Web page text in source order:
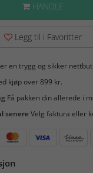
HANDLE
Legg til i Favoritter
en trygg og sikker
kjøp over 899 kr.
Få pakken din allerede i
senereVelg faktura eller